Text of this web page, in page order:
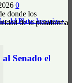
del Plata: horarios y
0
donde los
de la plataforma
Senado el